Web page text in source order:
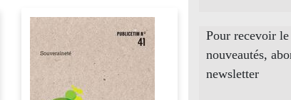
Pour recevoir
nouveautés,
newsletter